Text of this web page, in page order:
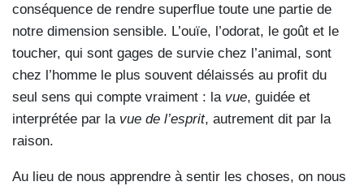
conséquence de rendre superflue toute une partie de
notre dimension sensible. L’ouïe, l’odorat, le goût et le
toucher, qui sont gages de survie chez l’animal, sont
chez l’homme le plus souvent délaissés au profit du
seul sens qui compte vraiment : la vue, guidée et
interprétée par la vue de l’esprit, autrement dit par la
raison.
Au lieu de nous apprendre à sentir les choses, on nous